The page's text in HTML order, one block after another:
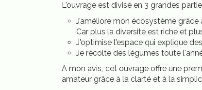
L'ouvrage est divisé en 3 grandes
J’améliore mon écosystème
Car plus la diversité est riche et
J'optimise l'espace qui explique
Je récolte des légumes toute
A mon avis, cet ouvrage offre une
amateur grâce à la clarté et à la